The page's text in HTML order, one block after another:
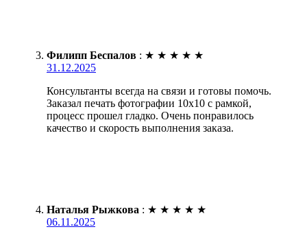
Филипп Беспалов : ★ ★ ★ ★ ★
31.12.2025
Консультанты всегда на связи и готовы помочь.
Заказал печать фотографии 10х10 с рамкой,
процесс прошел гладко. Очень понравилось
качество и скорость выполнения заказа.
Наталья Рыжкова : ★ ★ ★ ★ ★
06.11.2025